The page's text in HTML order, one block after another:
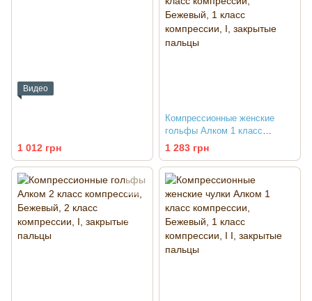
Видео
1 012 грн
Компрессионные женские
гольфы Алком 1 класс
компрессии
1 283 грн